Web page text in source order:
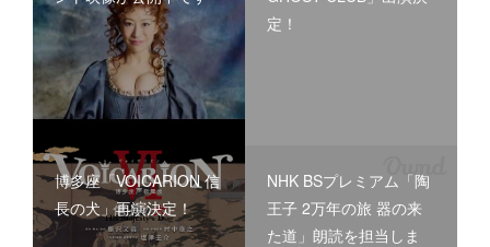
定！
博多座「VOICARION 信
長の犬」再演決定！
NHK BSプレミアム「陶
王子 2万年の旅 器の来
た道」朗読を担当しま